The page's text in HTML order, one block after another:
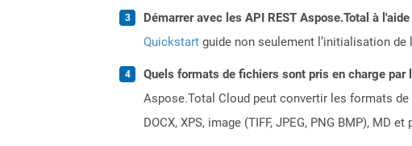
Démarrer avec les API REST Aspose.Total à
Quickstart guide non seulement l’initialisation
Quels formats de fichiers sont pris en charge par
Aspose.Total Cloud peut convertir les formats
DOCX, XPS, image (TIFF, JPEG, PNG BMP), MD